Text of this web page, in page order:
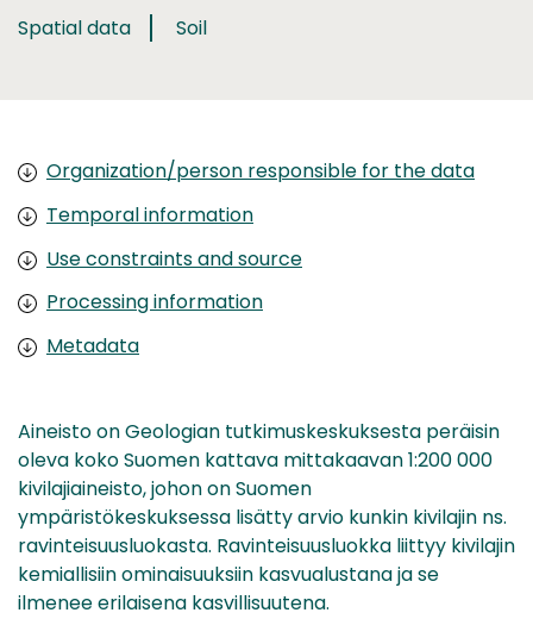
Spatial data Soil
Organization/person responsible for the data
Temporal information
Use constraints and source
Processing information
Metadata
Aineisto on Geologian tutkimuskeskuksesta peräisin
oleva koko Suomen kattava mittakaavan 1:200 000
kivilajiaineisto, johon on Suomen
ympäristökeskuksessa lisätty arvio kunkin kivilajin ns.
ravinteisuusluokasta. Ravinteisuusluokka liittyy kivilajin
kemiallisiin ominaisuuksiin kasvualustana ja se
ilmenee erilaisena kasvillisuutena.